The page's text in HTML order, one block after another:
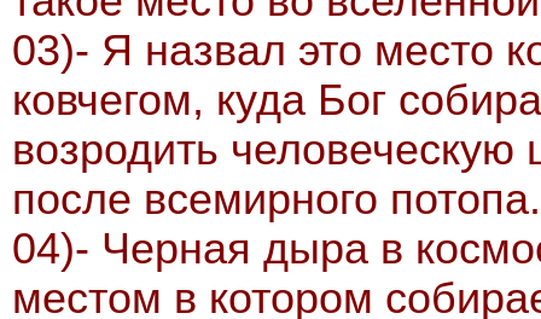
03)- Я назвал это место
ковчегом, куда Бог
возродить
после всемирного потопа.
04)- Черная дыра в
местом в котором